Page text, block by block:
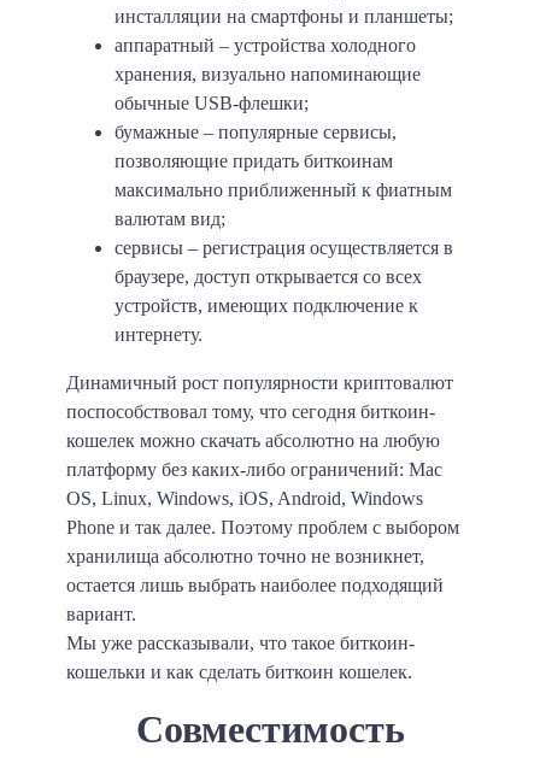
инсталляции на смартфоны и планшеты;
аппаратный – устройства холодного
хранения, визуально напоминающие
обычные USB-флешки;
бумажные – популярные сервисы,
позволяющие придать биткоинам
максимально приближенный к фиатным
валютам вид;
сервисы – регистрация осуществляется в
браузере, доступ открывается со всех
устройств, имеющих подключение к
интернету.
Динамичный рост популярности криптовалют
поспособствовал тому, что сегодня биткоин-
кошелек можно скачать абсолютно на любую
платформу без каких-либо ограничений: Mac
OS, Linux, Windows, iOS, Android, Windows
Phone и так далее. Поэтому проблем с выбором
хранилища абсолютно точно не возникнет,
остается лишь выбрать наиболее подходящий
вариант.
Мы уже рассказывали, что такое биткоин-
кошельки и как сделать биткоин кошелек.
Совместимость